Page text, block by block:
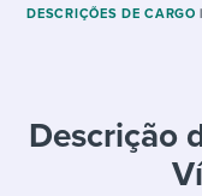
DESCRIÇÕES DE CARGO |
Descrição